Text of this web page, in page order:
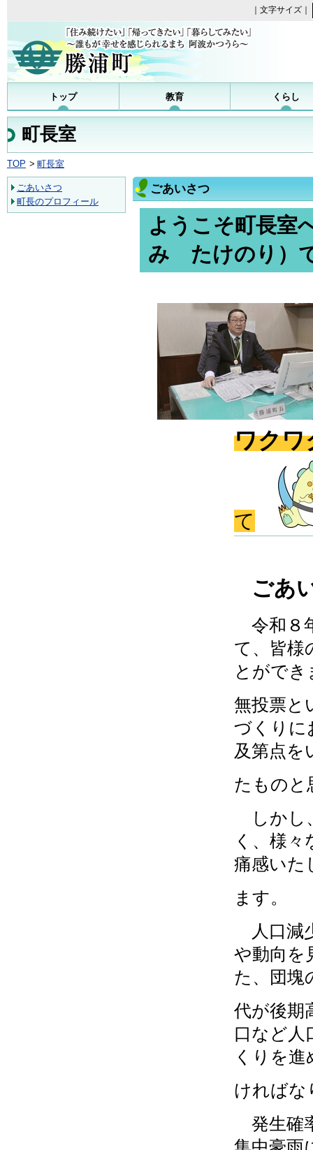
｜文字サイズ｜
トップ 教育 くらし
町長室
TOP 町長室
ごあいさつ
ようこそ町長
み たけのり）
ワクワ
て
ごあ
令和８
て、皆様
とができ
無投票と
づくりに
及第点を
たものと
しかし
く、様
痛感いた
ます。
人口減
や動向を
た、団塊
代が後期
口など人
くりを進
ければな
発生確
ごあいさつ
町長のプロフィール